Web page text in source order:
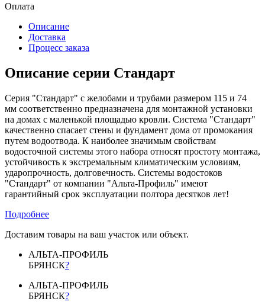
Оплата
Описание
Доставка
Процесс заказа
Описание серии Стандарт
Серия "Стандарт" с желобами и трубами размером 115 и 74
мм соответственно предназначена для монтажной установки
на домах с маленькой площадью кровли. Система "Стандарт"
качественно спасает стены и фундамент дома от промокания
путем водоотвода. К наиболее значимым свойствам
водосточной системы этого набора относят простоту монтажа,
устойчивость к экстремальным климатическим условиям,
ударопрочность, долговечность. Системы водостоков
"Стандарт" от компании "Альта-Профиль" имеют
гарантийный срок эксплуатации полтора десятков лет!
Подробнее
Доставим товары на ваш участок или объект.
АЛЬТА-ПРОФИЛЬ
БРЯНСК?
АЛЬТА-ПРОФИЛЬ
БРЯНСК?